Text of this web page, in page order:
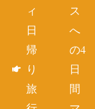
ィ
日
帰
り
旅
ス
へ
の4
日
間